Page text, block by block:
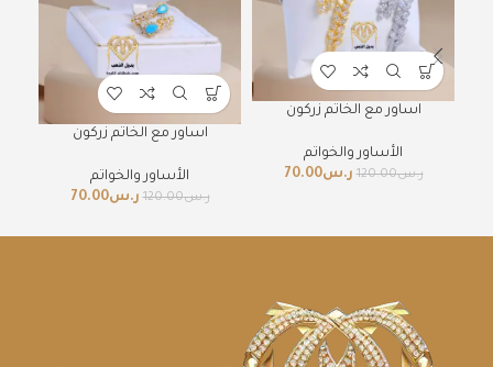
اساور مع الخاتم زركون
الأساور والخواتم
ر.س120.00 ر.س70.00
اساور مع الخاتم زركون
الأساور والخواتم
ر.س120.00 ر.س70.00